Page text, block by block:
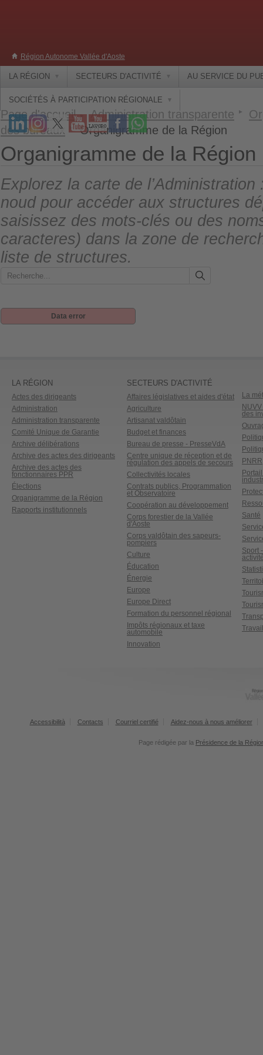
Région Autonome Vallée d'Aoste
LA RÉGION SECTEURS D'ACTIVITÉ AU SERVICE DU
SOCIÉTÉS À PARTICIPATION RÉGIONALE
Page d'accueil Administration transparente
des bureaux
Organigramme de la Région
Organigramme de la Région
Explorez la carte de
noud pour accéder aux structures
saisissez des mots-clés ou des
caracteres) dans la zone de
liste de structures.
Data error
LA RÉGION
Actes des dirigeants
Administration
Administration transparente
Comité Unique de Garantie
Archive délibérations
Archive des actes des dirigeants
Archive des actes des
fonctionnaires PPR
Élections
Organigramme de la Région
Rapports institutionnels
SECTEURS D'ACTIVITÉ
Affaires législatives et aides d'état
Agriculture
Artisanat valdôtain
Budget et finances
Bureau de presse - PresseVdA
Centre unique de réception et de
régulation des appels de secours
Collectivités locales
Contrats publics, Programmation
et Observatoire
Coopération au développement
Corps forestier de la Vallée
d'Aoste
Corps valdôtain des sapeurs-
pompiers
Culture
Éducation
Énergie
Europe
Europe Direct
Formation du personnel régional
Impôts régionaux et taxe
automobile
Innovation
La
des
PNRR
Santé
Sport
Travail
Accessibilità Contacts Courriel certifié Aidez-nous à nous améliorer
Page rédigée par la Présidence de la